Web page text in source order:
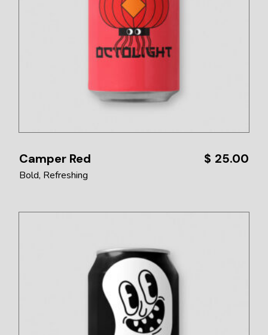
Camper Red $ 25.00
Bold Refreshing